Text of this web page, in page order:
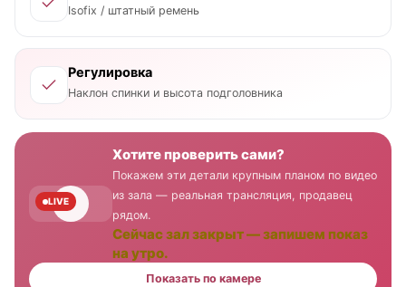
Isofix / штатный ремень
Регулировка
Наклон спинки и высота подголовника
LIVE
Хотите проверить сами?
Покажем эти детали крупным планом по видео
из зала — реальная трансляция, продавец
рядом.
Сейчас зал закрыт — запишем показ
на утро.
Показать по камере